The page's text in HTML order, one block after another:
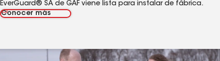
EverGuard® SA de GAF viene lista para instalar de fábrica.
Conocer más